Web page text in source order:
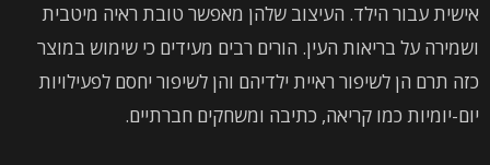
אישית עבור הילד. העיצוב שלהן מאפשר טובת ראיה מיטבית
ושמירה על בריאות העין. הורים רבים מעידים כי שימוש במוצר
כזה תרם הן לשיפור ראיית ילדיהם והן לשיפור יחסם לפעילויות
יום-יומיות כמו קריאה, כתיבה ומשחקים חברתיים.